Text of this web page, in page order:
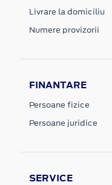
Livrare la domiciliu
Numere provizorii
FINANTARE
Persoane fizice
Persoane juridice
SERVICE